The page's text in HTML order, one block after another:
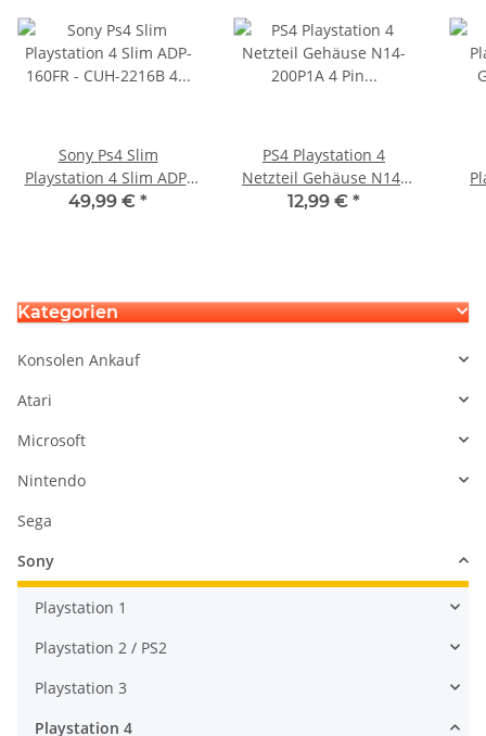
Sony Ps4 Slim
Playstation 4 Slim ADP-
160FR - CUH-2216B 4 Pin
49,99 € *
PS4 Playstation 4
Netzteil Gehäuse N14-
200P1A 4 Pin Version -12,99 € *
Kategorien
Konsolen Ankauf
Atari
Microsoft
Nintendo
Sega
Sony
Playstation 1
Playstation 2 / PS2
Playstation 3
Playstation 4